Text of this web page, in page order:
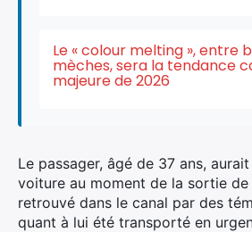
Le « colour melting », entre
mèches, sera la tendance
majeure de 2026
Le passager, âgé de 37 ans,
voiture au moment de la sortie
retrouvé dans le canal par des
quant à lui été transporté en